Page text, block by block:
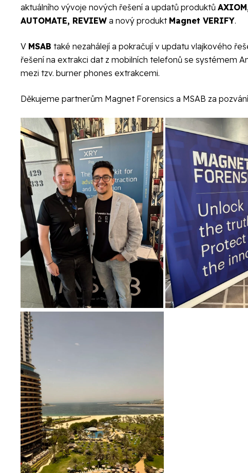
aktuálního vývoje nových řešení a updatů produktů AXIOM
AUTOMATE, REVIEW a nový produkt Magnet VERIFY.
V MSAB také nezahálejí a pokračují v updatu vlajkového
řešení na extrakci dat z mobilních telefonů se systémem
mezi tzv. burner phones extrakcemi.
Děkujeme partnerům Magnet Forensics a MSAB za